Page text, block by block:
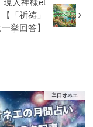
現人神様et
「祈祷」
挙回答】
辛口オネエ